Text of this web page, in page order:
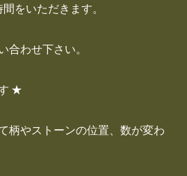
をいただきます。
合わせ下さい。
★
柄やストーンの位置、数が変わ